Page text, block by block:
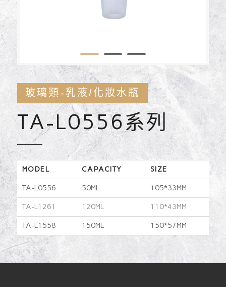
玻璃類-乳液/化妝水瓶
TA-L0556系列
MODEL CAPACITY SIZE
TA-L0556 50ML 105*33MM
TA-L1261 120ML 110*43MM
TA-L1558 150ML 150*57MM